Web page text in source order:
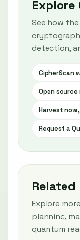
Explore
See how
detection,
CipherScan
Open source
Harvest
Request a
Related
Explore
planning,
quantum